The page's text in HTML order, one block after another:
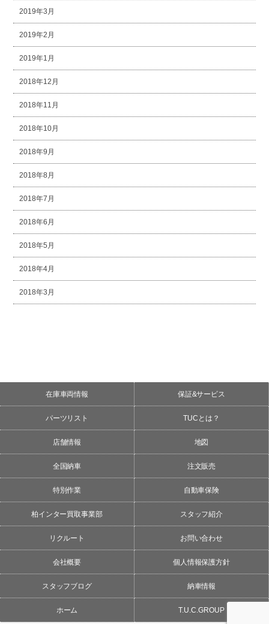
2019年3月
2019年2月
2019年1月
2018年12月
2018年11月
2018年10月
2018年9月
2018年8月
2018年7月
2018年6月
2018年5月
2018年4月
2018年3月
在庫車両情報 保証&サービス
パーツリスト TUCとは？
店舗情報 地図
全国納車 注文販売
特別作業 自動車保険
柏インター買取事業部 スタッフ紹介
リクルート お問い合わせ
会社概要 個人情報保護方針
スタッフブログ 納車情報
ホーム T.U.C.GROUP